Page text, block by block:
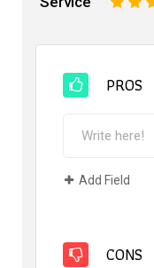
PROS
Add Field
CONS